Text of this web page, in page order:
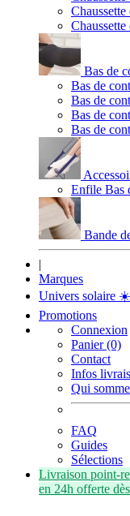
Bas de
Bas de
Bas de
Bas de
Bas de
Enfile Bas
Bande
|
Marques
Univers solaire ☀️
Promotions
Connexion
Panier (0)
Contact
Infos
Qui
FAQ
Guides
Sélections
Livraison point-
en 24h offerte dès